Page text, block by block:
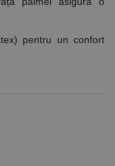
pentru un confort